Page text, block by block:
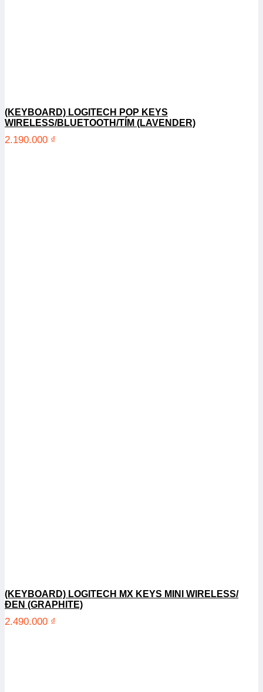
(KEYBOARD) LOGITECH POP KEYS
WIRELESS/BLUETOOTH/TÍM (LAVENDER)
2.190.000 ₫
(KEYBOARD) LOGITECH MX KEYS MINI WIRELESS/
ĐEN (GRAPHITE)
2.490.000 ₫